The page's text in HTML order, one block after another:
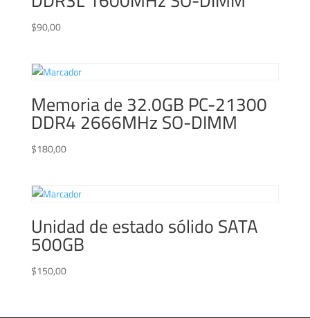
$90,00
Memoria de 32.0GB PC-21300
DDR4 2666MHz SO-DIMM
$180,00
Unidad de estado sólido SATA
500GB
$150,00